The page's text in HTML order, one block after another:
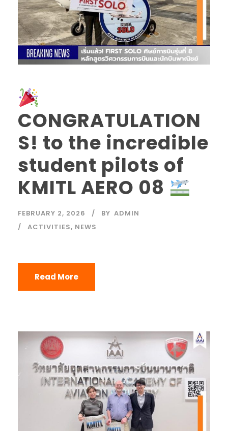
CONGRATULATION
S! to the incredible
student pilots of
KMITL AERO 08
FEBRUARY 2, 2026 BY ADMIN
ACTIVITIES, NEWS
Read More